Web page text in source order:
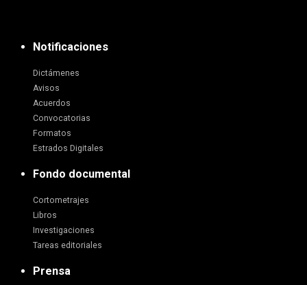
Notificaciones
Dictámenes
Avisos
Acuerdos
Convocatorias
Formatos
Estrados Digitales
Fondo documental
Cortometrajes
Libros
Investigaciones
Tareas editoriales
Prensa